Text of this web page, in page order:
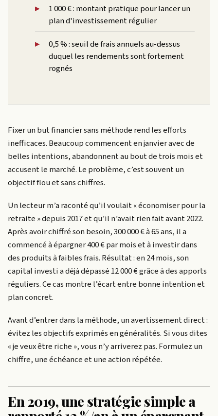
1 000 € : montant pratique pour lancer un
plan d'investissement régulier
0,5 % : seuil de frais annuels au-dessus
duquel les rendements sont fortement
rognés
Fixer un but financier sans méthode rend les efforts
inefficaces. Beaucoup commencent en janvier avec de
belles intentions, abandonnent au bout de trois mois et
accusent le marché. Le problème, c’est souvent un
objectif flou et sans chiffres.
Un lecteur m’a raconté qu’il voulait « économiser pour la
retraite » depuis 2017 et qu’il n’avait rien fait avant 2022.
Après avoir chiffré son besoin, 300 000 € à 65 ans, il a
commencé à épargner 400 € par mois et à investir dans
des produits à faibles frais. Résultat : en 24 mois, son
capital investi a déjà dépassé 12 000 € grâce à des apports
réguliers. Ce cas montre l’écart entre bonne intention et
plan concret.
Avant d’entrer dans la méthode, un avertissement direct :
évitez les objectifs exprimés en généralités. Si vous dites
« je veux être riche », vous n’y arriverez pas. Formulez un
chiffre, une échéance et une action répétée.
En 2019, une stratégie simple a